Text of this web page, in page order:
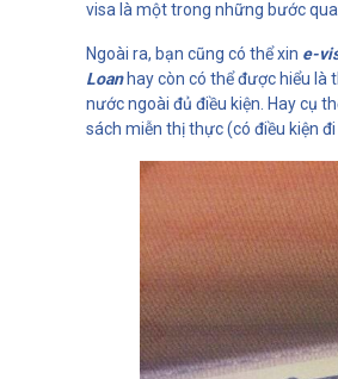
visa là một trong những bước
Ngoài ra, bạn cũng có thể xin e-
Loanhay còn có thể được hiểu là
nước ngoài đủ điều kiện. Hay cụ
sách miễn thị thực (có điều kiện